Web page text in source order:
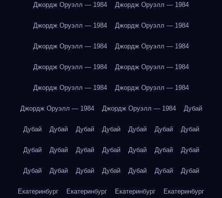
Джордж Оруэлл — 1984 Джордж Оруэлл — 1984
Джордж Оруэлл — 1984 Джордж Оруэлл — 1984
Джордж Оруэлл — 1984 Джордж Оруэлл — 1984
Джордж Оруэлл — 1984 Джордж Оруэлл — 1984
Джордж Оруэлл — 1984 Джордж Оруэлл — 1984
Джордж Оруэлл — 1984 Джордж Оруэлл — 1984 Дубай
Дубай Дубай Дубай Дубай Дубай Дубай Дубай
Дубай Дубай Дубай Дубай Дубай Дубай Дубай
Дубай Дубай Дубай Дубай Дубай Дубай Дубай
Екатеринбург Екатеринбург Екатеринбург Екатеринбург